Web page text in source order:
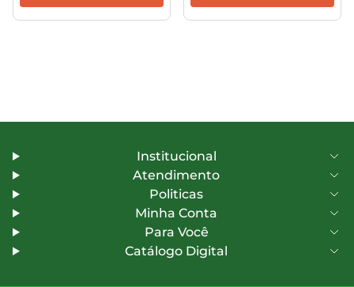
Institucional
Atendimento
Politicas
Minha Conta
Para Você
Catálogo Digital